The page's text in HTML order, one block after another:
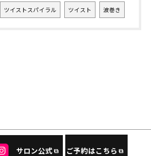
ツイストスパイラル ツイスト 波巻き
サロン公式 ご予約はこちら